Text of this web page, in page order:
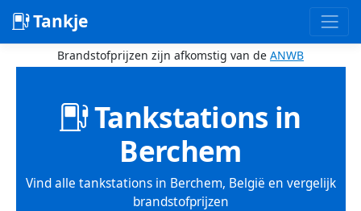
Tankje
Brandstofprijzen zijn afkomstig van de ANWB
Tankstations in
Berchem
Vind alle tankstations in Berchem, België en vergelijk
brandstofprijzen